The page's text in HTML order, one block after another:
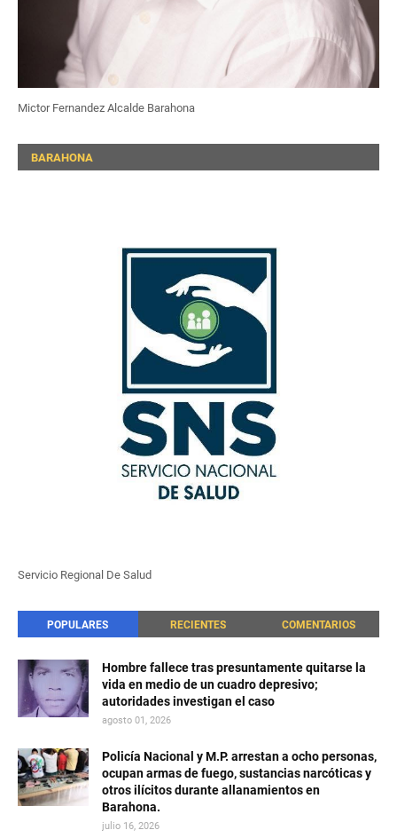
Mictor Fernandez Alcalde Barahona
BARAHONA
Servicio Regional De Salud
POPULARES RECIENTES COMENTARIOS
Hombre fallece tras presuntamente quitarse la
vida en medio de un cuadro depresivo;
autoridades investigan el caso
agosto 01, 2026
Policía Nacional y M.P. arrestan a ocho personas,
ocupan armas de fuego, sustancias narcóticas y
otros ilícitos durante allanamientos en
Barahona.
julio 16, 2026